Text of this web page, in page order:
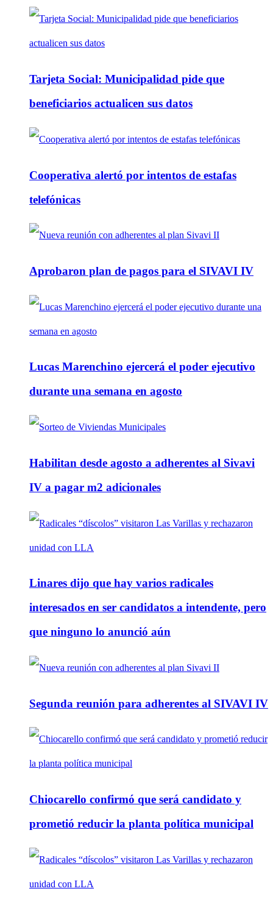
Tarjeta Social: Municipalidad pide que
beneficiarios actualicen sus datos
Cooperativa alertó por intentos de estafas
telefónicas
Aprobaron plan de pagos para el SIVAVI IV
Lucas Marenchino ejercerá el poder ejecutivo
durante una semana en agosto
Habilitan desde agosto a adherentes al Sivavi
IV a pagar m2 adicionales
Linares dijo que hay varios radicales
interesados en ser candidatos a intendente, pero
que ninguno lo anunció aún
Segunda reunión para adherentes al SIVAVI IV
Chiocarello confirmó que será candidato y
prometió reducir la planta política municipal